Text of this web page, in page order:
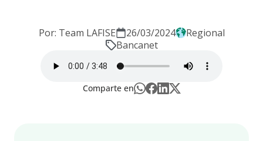
Por: Team LAFISE 26/03/2024
Regional
Bancanet
Comparte en